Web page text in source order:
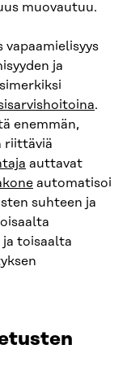
muovautuu.
vapaamielisyys
ja
.
enemmän,
riittäviä
auttavat
automatisoi
suhteen ja
toisaalta